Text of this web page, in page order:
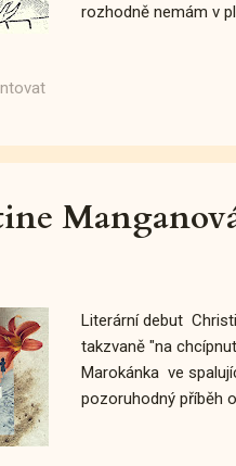
rozhodně nemám v
Literární debut
takzvaně "na
Marokánka ve
pozoruhodný příběh